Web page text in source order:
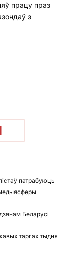
працу праз
з
патрабуюць
Беларусі
таргах тыдня